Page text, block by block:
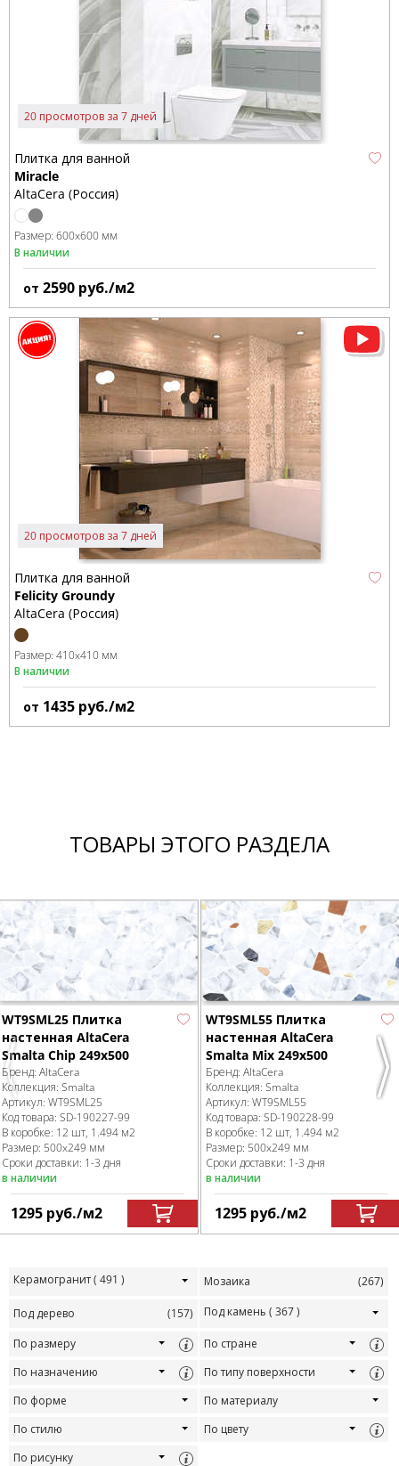
20 просмотров за 7 дней
Плитка для ванной
Miracle
AltaCera (Россия)
Размер: 600x600 мм
В наличии
от 2590 руб./м2
20 просмотров за 7 дней
Плитка для ванной
Felicity Groundy
AltaCera (Россия)
Размер: 410x410 мм
В наличии
от 1435 руб./м2
ТОВАРЫ ЭТОГО РАЗДЕЛА
Previous
WT9SML25 Плитка
настенная AltaCera
Smalta Chip 249x500
Бренд: AltaCera
Коллекция: Smalta
Артикул: WT9SML25
Код товара: SD-190227-99
В коробке: 12 шт, 1.494 м2
Размер: 500x249 мм
Сроки доставки: 1-3 дня
в наличии
1295 руб./м2
WT9SML55 Плитка
настенная AltaCera
Smalta Mix 249x500
Бренд: AltaCera
Коллекция: Smalta
Артикул: WT9SML55
Код товара: SD-190228-99
В коробке: 12 шт, 1.494 м2
Размер: 500x249 мм
Сроки доставки: 1-3 дня
в наличии
1295 руб./м2
Керамогранит( 491 ) Мозаика (267)
Под дерево (157) Под камень ( 367 )
По размеру
По стране
По назначению
По типу поверхности
По форме
По материалу
По стилю
По цвету
По рисунку